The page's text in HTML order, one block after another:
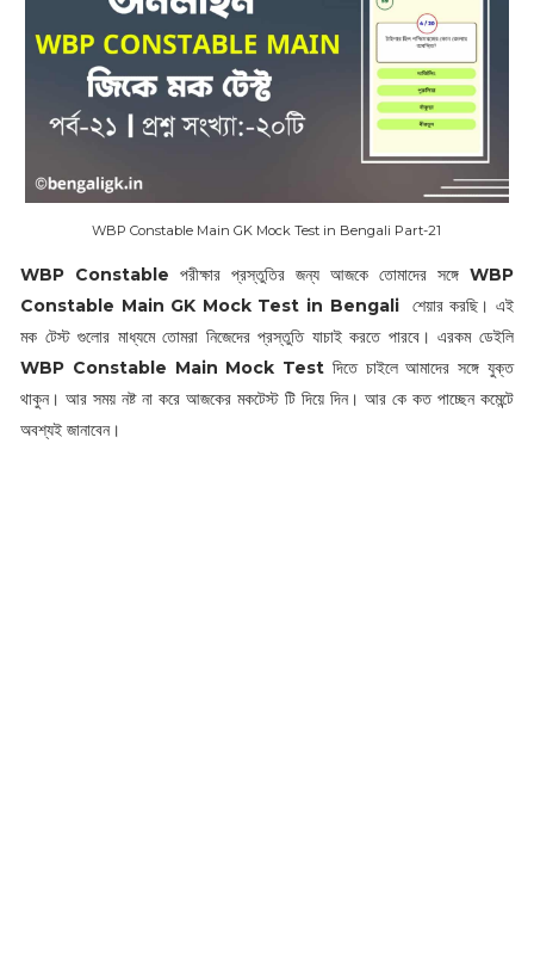
WBP Constable Main GK Mock Test in Bengali Part-21
WBP Constable পরীক্ষার প্রস্তুতির জন্য আজকে তোমাদের সঙ্গেWBP
Constable Main GK Mock Test in Bengaliশেয়ার করছি। এই
মক টেস্ট গুলোর মাধ্যমে তোমরা নিজেদের প্রস্তুতি যাচাই করতে পারবে। এরকম ডেইলি
WBP Constable Main Mock Test দিতে চাইলে আমাদের সঙ্গে যুক্ত
থাকুন। আর সময় নষ্ট না করে আজকের মকটেস্ট টি দিয়ে দিন। আর কে কত পাচ্ছেন কমেন্টে
অবশ্যই জানাবেন।